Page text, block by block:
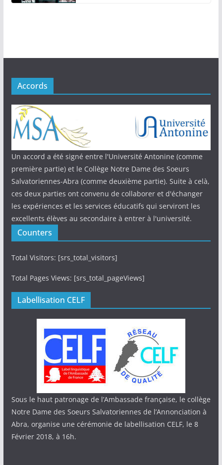
Accords
Un accord a été signé entre l'Université Antonine (comme
première partie) et le Collège Notre Dame des Soeurs
Salvatoriennes-Abra (comme deuxième partie). Suite à celà,
ces deux parties ont convenu de collaborer et d'échanger
les expériences et les services éducatifs qui serviront les
excellents élèves au secondaire à entrer à l'université.
Counters
Total Visitors: [srs_total_visitors]
Total Pages Views: [srs_total_pageViews]
Labellisation CELF
Sous le haut patronage de l’Ambassade française, le collège
Notre Dame des Soeurs Salvatoriennes de l’Annonciation à
Abra, organise une cérémonie de labellisation CELF, le 8
Février 2018, à 16h.